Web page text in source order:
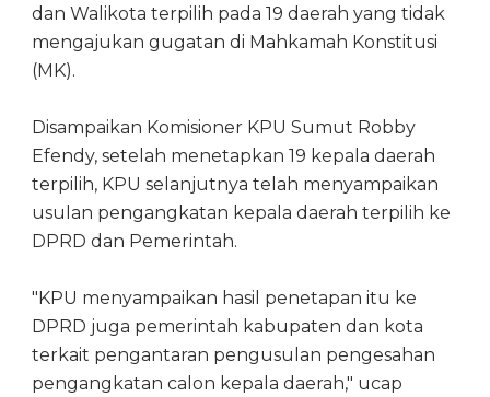
dan Walikota terpilih pada 19 daerah yang tidak
mengajukan gugatan di Mahkamah Konstitusi
(MK).
Disampaikan Komisioner KPU Sumut Robby
Efendy, setelah menetapkan 19 kepala daerah
terpilih, KPU selanjutnya telah menyampaikan
usulan pengangkatan kepala daerah terpilih ke
DPRD dan Pemerintah.
"KPU menyampaikan hasil penetapan itu ke
DPRD juga pemerintah kabupaten dan kota
terkait pengantaran pengusulan pengesahan
pengangkatan calon kepala daerah," ucap